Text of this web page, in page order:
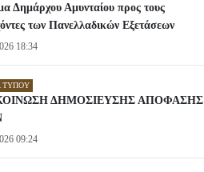
Δημάρχου Αμυνταίου προς τους
των Πανελλαδικών Εξετάσεων
18:34
ΤΎΠΟΥ
ΔΗΜΟΣΙΕΥΣΗΣ ΑΠΟΦΑΣΗΣ
09:24